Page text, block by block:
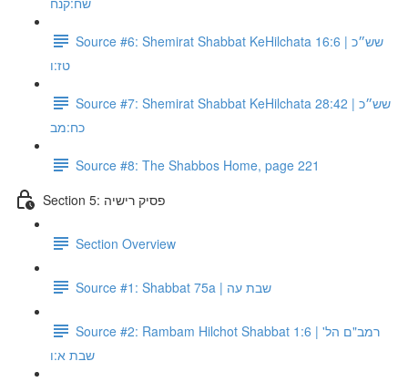
Source #6: Shemirat Shabbat KeHilchata 16:6 | שש״כ
טז:ו
Source #7: Shemirat Shabbat KeHilchata 28:42 | שש״כ
כח:מב
Source #8: The Shabbos Home, page 221
Section 5: פסיק רישיה
Section Overview
Source #1: Shabbat 75a | שבת עה
Source #2: Rambam Hilchot Shabbat 1:6 | רמב"ם הל'
שבת א:ו